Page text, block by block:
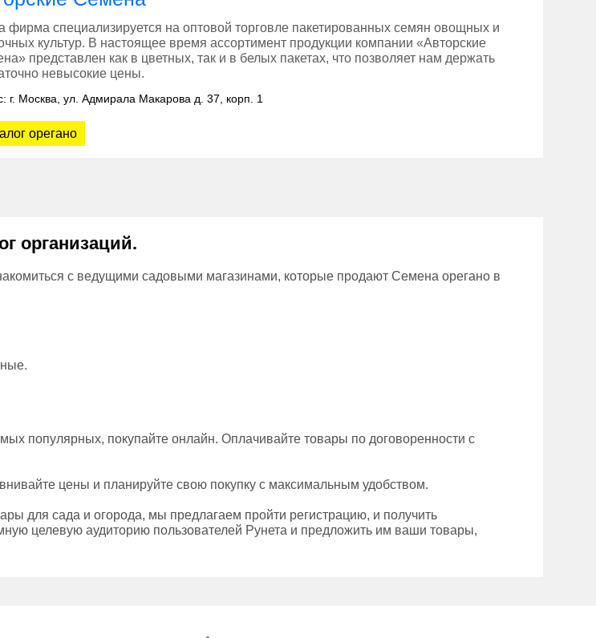
фирма специализируется на оптовой торговле пакетированных семян овощных и
культур. В настоящее время ассортимент продукции компании «Авторские
представлен как в цветных, так и в белых пакетах, что позволяет нам держать
невысокие цены.
г. Москва, ул. Адмирала Макарова д. 37, корп. 1
орегано
организаций.
с ведущими садовыми магазинами, которые продают Семена орегано в
популярных, покупайте онлайн. Оплачивайте товары по договоренности с
цены и планируйте свою покупку с максимальным удобством.
для сада и огорода, мы предлагаем пройти регистрацию, и получить
целевую аудиторию пользователей Рунета и предложить им ваши товары,